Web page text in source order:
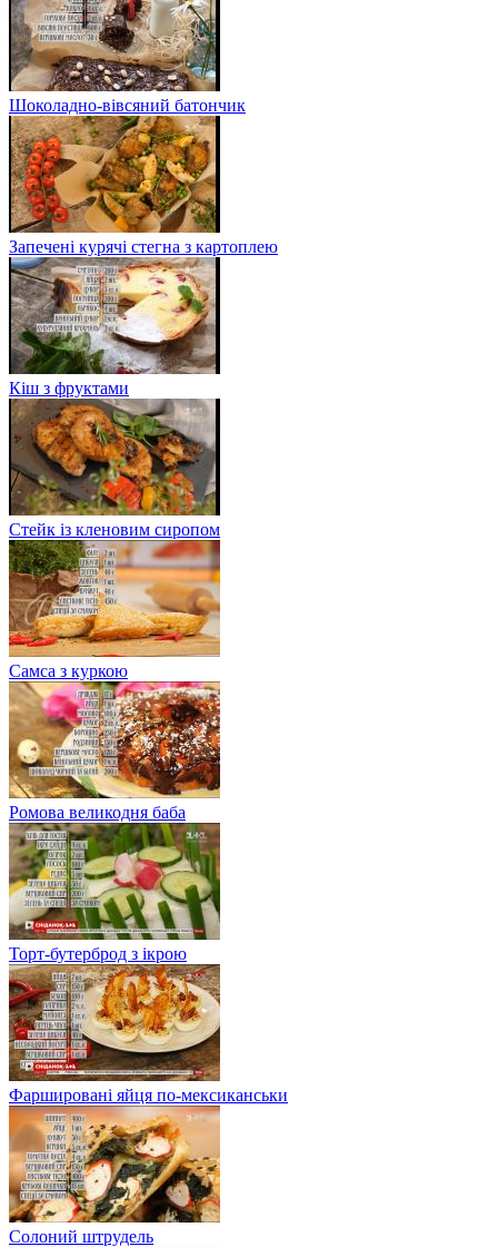
Шоколадно-вівсяний батончик
Запечені курячі стегна з картоплею
Кіш з фруктами
Стейк із кленовим сиропом
Самса з куркою
Ромова великодня баба
Торт-бутерброд з ікрою
Фаршировані яйця по-мексиканськи
Солоний штрудель